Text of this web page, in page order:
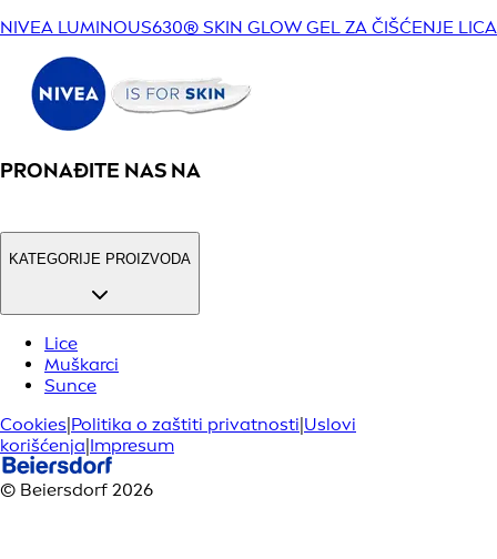
NIVEA LUMINOUS630® SKIN GLOW GEL ZA ČIŠĆENJE LICA
PRONAĐITE NAS NA
KATEGORIJE PROIZVODA
Lice
Muškarci
Sunce
Cookies|Politika o zaštiti privatnosti|Uslovi
korišćenja|Impresum
© Beiersdorf 2026